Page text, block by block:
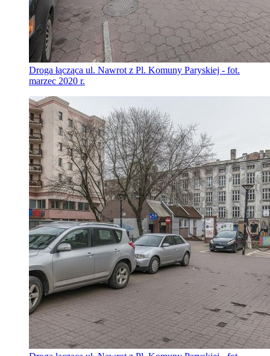
Droga łącząca ul. Nawrot z Pl. Komuny Paryskiej - fot.
marzec 2020 r.